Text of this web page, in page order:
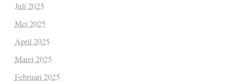
Juli 2025
Mei 2025
April 2025
Maret 2025
Februari 2025